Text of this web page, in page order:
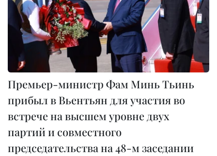
Премьер-министр Фам Минь Тьинь
прибыл в Вьентьян для участия во
встрече на высшем уровне двух
партий и совместного
председательства на 48-м заседании